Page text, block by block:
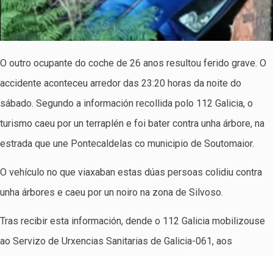
O outro ocupante do coche de 26 anos resultou ferido grave. O
accidente aconteceu arredor das 23:20 horas da noite do
sábado. Segundo a información recollida polo 112 Galicia, o
turismo caeu por un terraplén e foi bater contra unha árbore, na
estrada que une Pontecaldelas co municipio de Soutomaior.
O vehículo no que viaxaban estas dúas persoas colidiu contra
unha árbores e caeu por un noiro na zona de Silvoso.
Tras recibir esta información, dende o 112 Galicia mobilizouse
ao Servizo de Urxencias Sanitarias de Galicia-061, aos